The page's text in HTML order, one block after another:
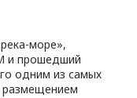
море»,
и прошедший
одним из самых
размещением